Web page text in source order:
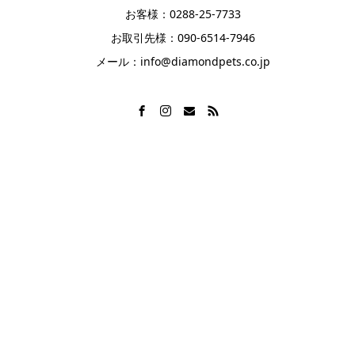
お客様：0288-25-7733
お取引先様：090‐6514‐7946
メール：info@diamondpets.co.jp